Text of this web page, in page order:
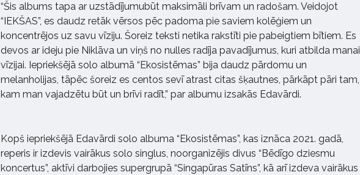
“Šis albums tapa ar uzstādījumubūt maksimāli brīvam un radošam. Veidojot
“IEKŠAS”, es daudz retāk vērsos pēc padoma pie saviem kolēģiem un
koncentrējos uz savu vīziju. Šoreiz teksti netika rakstīti pie pabeigtiem bītiem. Es
devos ar ideju pie Niklāva un viņš no nulles radīja pavadījumus, kuri atbilda manai
vīzijai. Iepriekšējā solo albumā “Ekosistēmas” bija daudz pārdomu un
melanholijas, tāpēc šoreiz es centos sevī atrast citas šķautnes, pārkāpt pāri tam,
kam man vajadzētu būt un brīvi radīt,” par albumu izsakās Edavārdi.
Kopš iepriekšējā Edavārdi solo albuma “Ekosistēmas”, kas iznāca 2021. gadā,
reperis ir izdevis vairākus solo singlus, noorganizējis divus “Bēdīgo dziesmu
koncertus”, aktīvi darbojies supergrupā “Singapūras Satīns”, kā arī izdeva vairākus